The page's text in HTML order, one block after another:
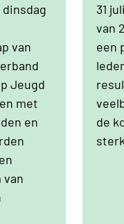
dinsdag
van
Jeugd
met
en
31
van
een
de